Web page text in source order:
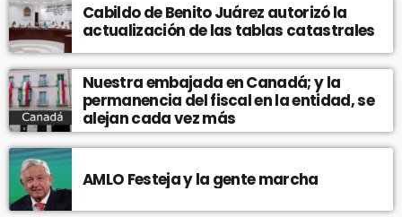
Cabildo de Benito Juárez autorizó la
actualización de las tablas catastrales
Nuestra embajada en Canadá; y la
permanencia del fiscal en la entidad, se
alejan cada vez más
AMLO Festeja y la gente marcha